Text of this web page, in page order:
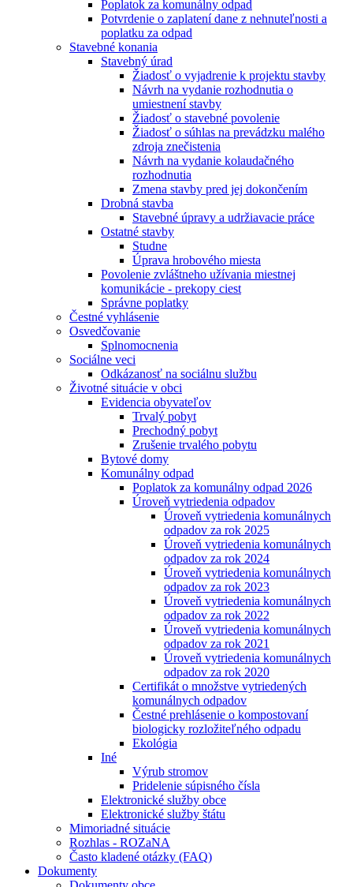
Poplatok za komunálny odpad
Potvrdenie o zaplatení dane z nehnuteľnosti a
poplatku za odpad
Stavebné konania
Stavebný úrad
Žiadosť o vyjadrenie k projektu stavby
Návrh na vydanie rozhodnutia o
umiestnení stavby
Žiadosť o stavebné povolenie
Žiadosť o súhlas na prevádzku malého
zdroja znečistenia
Návrh na vydanie kolaudačného
rozhodnutia
Zmena stavby pred jej dokončením
Drobná stavba
Stavebné úpravy a udržiavacie práce
Ostatné stavby
Studne
Úprava hrobového miesta
Povolenie zvláštneho užívania miestnej
komunikácie - prekopy ciest
Správne poplatky
Čestné vyhlásenie
Osvedčovanie
Splnomocnenia
Sociálne veci
Odkázanosť na sociálnu službu
Životné situácie v obci
Evidencia obyvateľov
Trvalý pobyt
Prechodný pobyt
Zrušenie trvalého pobytu
Bytové domy
Komunálny odpad
Poplatok za komunálny odpad 2026
Úroveň vytriedenia odpadov
Úroveň vytriedenia komunálnych
odpadov za rok 2025
Úroveň vytriedenia komunálnych
odpadov za rok 2024
Úroveň vytriedenia komunálnych
odpadov za rok 2023
Úroveň vytriedenia komunálnych
odpadov za rok 2022
Úroveň vytriedenia komunálnych
odpadov za rok 2021
Úroveň vytriedenia komunálnych
odpadov za rok 2020
Certifikát o množstve vytriedených
komunálnych odpadov
Čestné prehlásenie o kompostovaní
biologicky rozložiteľného odpadu
Ekológia
Iné
Výrub stromov
Pridelenie súpisného čísla
Elektronické služby obce
Elektronické služby štátu
Mimoriadné situácie
Rozhlas - ROZaNA
Často kladené otázky (FAQ)
Dokumenty